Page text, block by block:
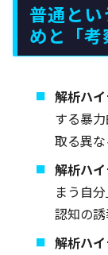
普通と
めと「
解析ハイ
する暴
取る異な
解析ハ
まう自
認知の誘
解析ハ